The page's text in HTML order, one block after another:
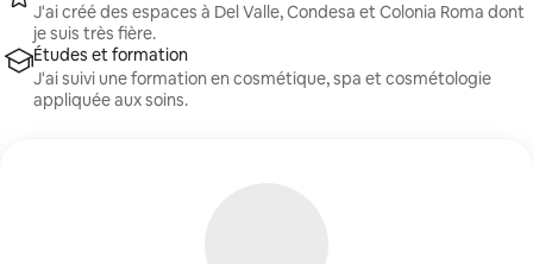
J'ai créé des espaces à Del Valle, Condesa et Colonia Roma dont
je suis très fière.
Études et formation
J'ai suivi une formation en cosmétique, spa et cosmétologie
appliquée aux soins.